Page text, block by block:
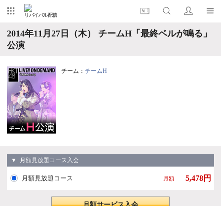
リバイバル配信
2014年11月27日（木） チームH「最終ベルが鳴る」
公演
チーム： チームH
▼ 月額見放題コース入会
月額見放題コース 月額 5,478円